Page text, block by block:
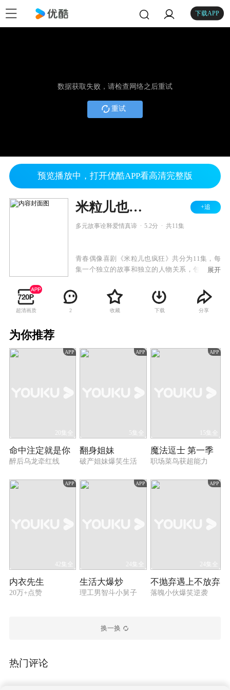
下载APP
数据获取失败，请检查网络之后重试
重试
预览播放中，打开优酷APP看高清完整版
米粒儿也疯狂 +追
多元故事诠释爱情真谛 5.2分 共11集
青春偶像喜剧《米粒儿也疯狂》共分为11集，每
集一个独立的故事和独立的人物关系，包含了普
怕的女性生物、男男CP、职场无间道、两性夫妻
生活、科幻外星入侵、西游、美人鱼等经典影视
故事人物乱入等等。 本剧集设置了高密度的
生活、事业、爱情的你呈现一份饕餮盛宴。
展开
超清画质 2 收藏 下载 分享
为你推荐
APP
20集全
命中注定就是你
醉后乌龙牵红线
APP
5集全
翻身姐妹
破产姐妹爆笑生活
APP
15集全
魔法逗士 第一季
职场菜鸟获超能力
APP
42集全
内衣先生
20万+点赞
APP
24集全
生活大爆炒
理工男智斗小舅子
APP
24集全
不抛弃遇上不放弃
落魄小伙爆笑逆袭
换一换
热门评论